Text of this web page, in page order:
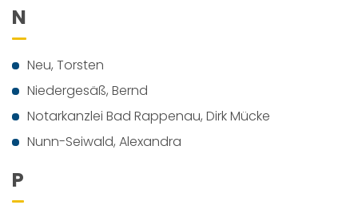
N
Neu, Torsten
Niedergesäß, Bernd
Notarkanzlei Bad Rappenau, Dirk Mücke
Nunn-Seiwald, Alexandra
P